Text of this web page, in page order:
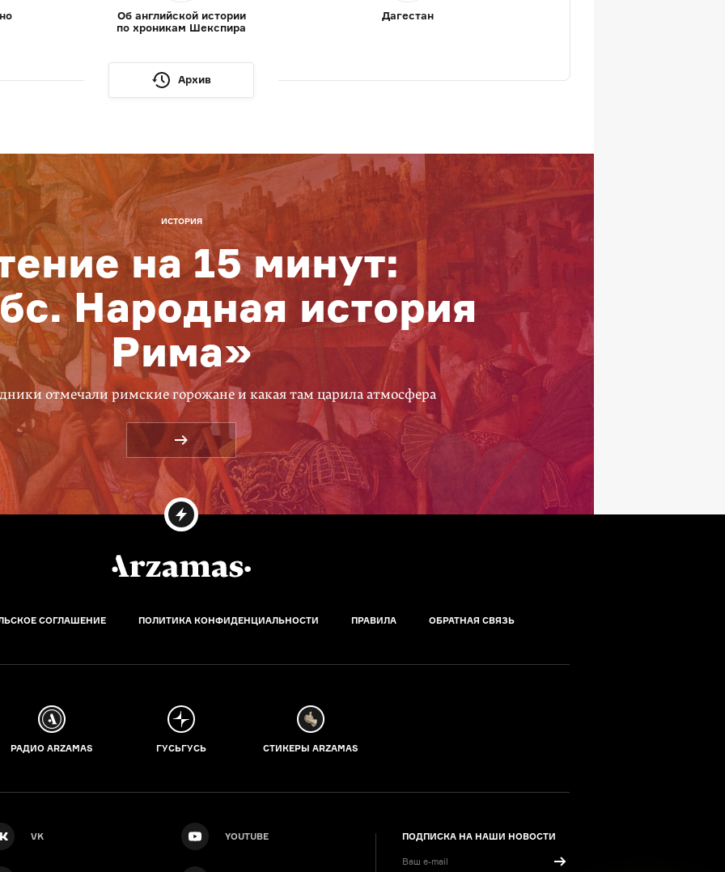
Об английской истории
по хроникам Шекспира
Дагестан
Архив
ИСТОРИЯ
на 15 минут:
Народная история
Рима»
отмечали римские горожане и какая там царила атмосфера
СОГЛАШЕНИЕ ПОЛИТИКА КОНФИДЕНЦИАЛЬНОСТИ ПРАВИЛА ОБРАТНАЯ СВЯЗЬ
РАДИО ARZAMAS ГУСЬГУСЬ СТИКЕРЫ ARZAMAS
VK YOUTUBE ПОДПИСКА НА НАШИ НОВОСТИ